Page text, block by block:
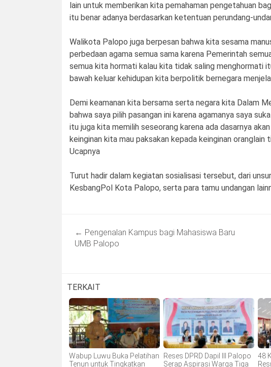
lain untuk memberikan kita pemahaman pengetahuan
itu benar adanya berdasarkan ketentuan perundang-
Walikota Palopo juga berpesan bahwa kita sesama
perbedaan agama semua sama karena Pemerintah
semua kita hormati kalau kita tidak saling menghormati
bawah keluar kehidupan kita berpolitik bernegara
Demi keamanan kita bersama serta negara kita Dalam
bahwa saya pilih pasangan ini karena agamanya saya
itu juga kita memilih seseorang karena ada dasarnya
keinginan kita mau paksakan kepada keinginan
Ucapnya
Turut hadir dalam kegiatan sosialisasi tersebut, dari
KesbangPol Kota Palopo, serta para tamu undangan
navigation
← Pengenalan Kampus bagi Mahasiswa Baru
UMB Palopo
TERKAIT
Wabup Luwu Buka Pelatihan
Tenun untuk Tingkatkan
Reses DPRD Dapil III Palopo
Serap Aspirasi Warga Tiga
48